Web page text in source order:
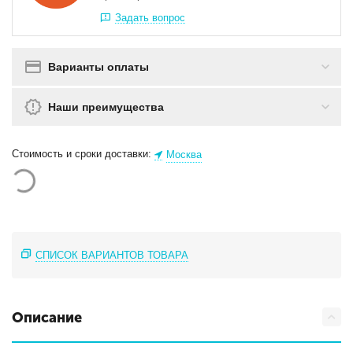
Задать вопрос
Варианты оплаты
Наши преимущества
Стоимость и сроки доставки: Москва
СПИСОК ВАРИАНТОВ ТОВАРА
Описание